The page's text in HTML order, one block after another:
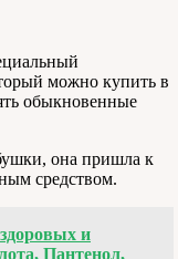
можно купить в
обыкновенные
она пришла к
средством.
и
Пантенол,